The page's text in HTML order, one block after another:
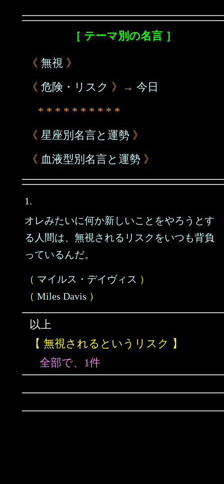
［ テーマ別の名言 ］
《 無視 》
《 危険・リスク 》→ 今日
* * * * * * * * * *
《 星座別名言と運勢 》
《 血液型別名言と運勢 》
1.
オレみたいに何か新しいことをやろうとす
る人間は、無視されるリスクをいつも背負
っているんだ。
（ マイルス・デイヴィス ）
（ Miles Davis ）
以上
【 無視されるというリスク 】
全部で、1件